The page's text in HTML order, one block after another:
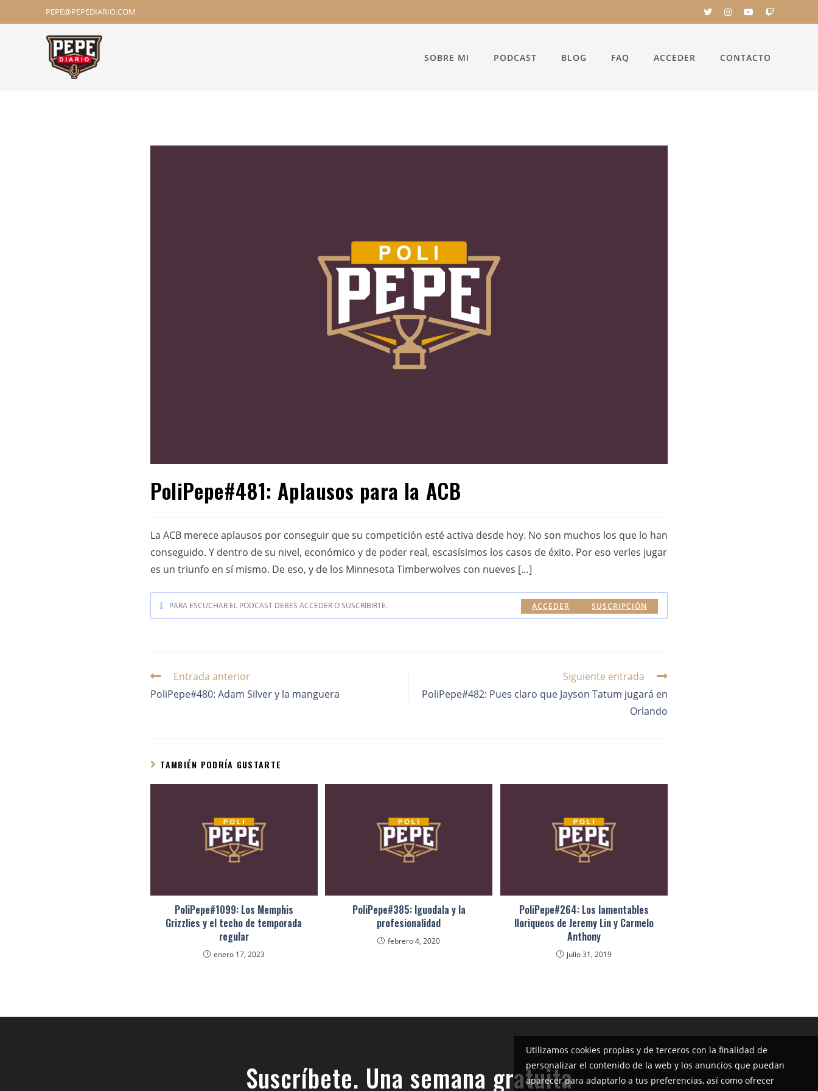
PEPE@PEPEDIARIO.COM
SOBRE MI PODCAST BLOG FAQ ACCEDER CONTACTO
PoliPepe#481: Aplausos para la ACB
La ACB merece aplausos por conseguir que su competición esté activa desde hoy. No son muchos los que lo han
conseguido. Y dentro de su nivel, económico y de poder real, escasísimos los casos de éxito. Por eso verles jugar
es un triunfo en sí mismo. De eso, y de los Minnesota Timberwolves con nueves […]
PARA ESCUCHAR EL PODCAST DEBES ACCEDER O SUSCRIBIRTE. SUSCRIPCIÓN
ACCEDER
Entrada anterior
PoliPepe#480: Adam Silver y la manguera
Siguiente entrada
PoliPepe#482: Pues claro que Jayson Tatum jugará en
Orlando
TAMBIÉN PODRÍA GUSTARTE
PoliPepe#1099: Los Memphis
Grizzlies y el techo de temporada
regular
enero 17, 2023
PoliPepe#385: Iguodala y la
profesionalidad
febrero 4, 2020
PoliPepe#264: Los lamentables
lloriqueos de Jeremy Lin y Carmelo
Anthony
julio 31, 2019
Suscríbete. Una semana gratuita
Utilizamos cookies propias y de terceros con la finalidad de
personalizar el contenido de la web y los anuncios que puedan
aparecer para adaptarlo a tus preferencias, así como ofrecer